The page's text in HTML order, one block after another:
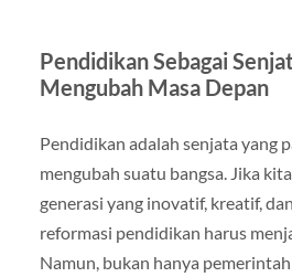
Pendidikan Sebagai
Mengubah Masa Depan
Pendidikan adalah senjata yang
mengubah suatu bangsa. Jika
generasi yang inovatif, kreatif,
reformasi pendidikan harus
Namun, bukan hanya